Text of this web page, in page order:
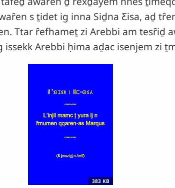
s ṯidet ig inna Siḏna Ƹisa, aḏ
Ttar ȓefhameṯ zi Arebbi am tesȓiḏ
issekk Arebbi ḥima aḏac isenjem zi
383 KB